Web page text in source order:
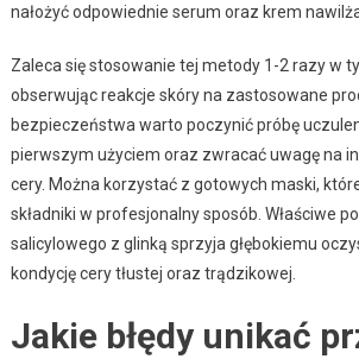
nałożyć odpowiednie serum oraz krem
Zaleca się stosowanie tej metody 1-2 razy w
obserwując reakcje skóry na zastosowane
bezpieczeństwa warto poczynić próbę
pierwszym użyciem oraz zwracać uwagę na
cery. Można korzystać z gotowych maski,
składniki w profesjonalny sposób. Właściwe
salicylowego z glinką sprzyja głębokiemu
kondycję cery tłustej oraz trądzikowej.
Jakie błędy unikać